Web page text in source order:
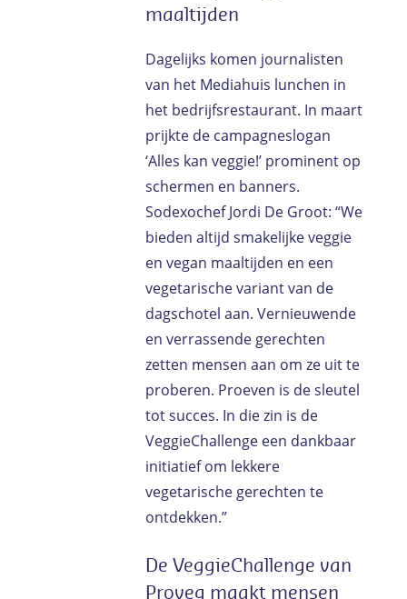
maaltijden
Dagelijks komen journalisten
van het Mediahuis lunchen in
het bedrijfsrestaurant. In maart
prijkte de campagneslogan
‘Alles kan veggie!’ prominent op
schermen en banners.
Sodexochef Jordi De Groot: “We
bieden altijd smakelijke veggie
en vegan maaltijden en een
vegetarische variant van de
dagschotel aan. Vernieuwende
en verrassende gerechten
zetten mensen aan om ze uit te
proberen. Proeven is de sleutel
tot succes. In die zin is de
VeggieChallenge een dankbaar
initiatief om lekkere
vegetarische gerechten te
ontdekken.”
De VeggieChallenge van
Proveg maakt mensen